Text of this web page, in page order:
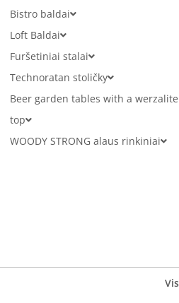
Bistro baldai
Loft Baldai
Furšetiniai stalai
Technoratan stoličky
Beer garden tables with a werzalite
top
WOODY STRONG alaus rinkiniai